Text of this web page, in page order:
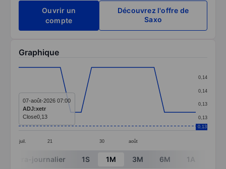
Ouvrir un
compte
Découvrez l'offre de
Saxo
Graphique
Line chart with 18 data points.
The chart has 1 X axis displaying categories.
The chart has 1 Y axis displaying values. Data ranges
juil. 21 30 août
0,13
0,13
0,14
0,14
0,13
07-août-2026 07:00
ADJ:xetr
Close0,13
End of interactive chart.
Intra-journalier 1S 1M 3M 6M 1A